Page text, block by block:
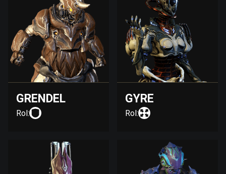
GRENDEL
Rol:
GYRE
Rol: